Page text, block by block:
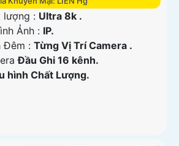
lượng : Ultra 8k .
Ảnh : IP.
Đêm : Từng Vị Trí Camera .
Đầu Ghi 16 kênh.
hình Chất Lượng.